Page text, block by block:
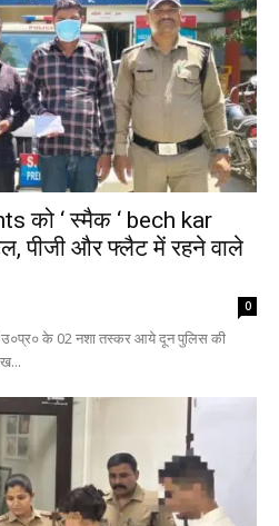
को ‘ स्मैक ‘ bech kar
पीजी और फ्लैट में रहने वाले
0
उ०प्र० के 02 नशा तस्कर आये दून पुलिस की